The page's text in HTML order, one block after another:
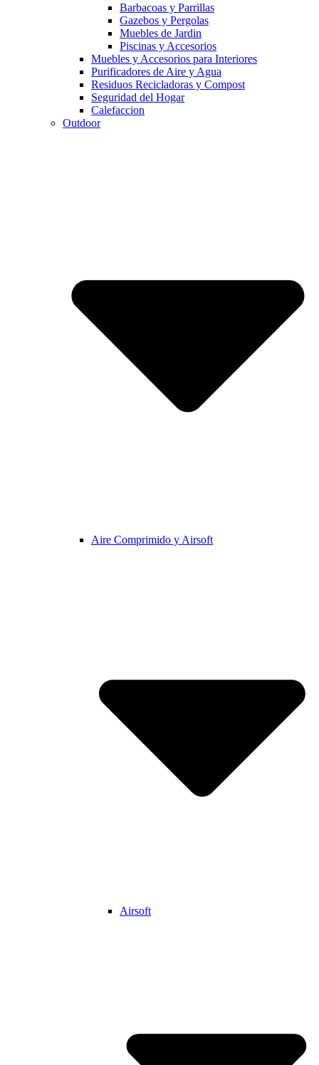
Barbacoas y Parrillas
Gazebos y Pergolas
Muebles de Jardin
Piscinas y Accesorios
Muebles y Accesorios para Interiores
Purificadores de Aire y Agua
Residuos Recicladoras y Compost
Seguridad del Hogar
Calefaccion
Outdoor
Aire Comprimido y Airsoft
Airsoft